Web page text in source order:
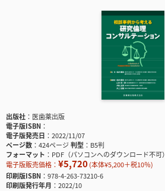
出版社
医歯薬出版
電子版ISBN
電子版発売日
2022/11/07
ページ数
424ページ判型
B5判
フォーマット
PDF（パソコンへのダウンロード不可）
電子版販売価格： ¥5,720(本体¥5,200＋税10％)
印刷版ISBN
978-4-263-73210-6
印刷版発行年月
2022/10